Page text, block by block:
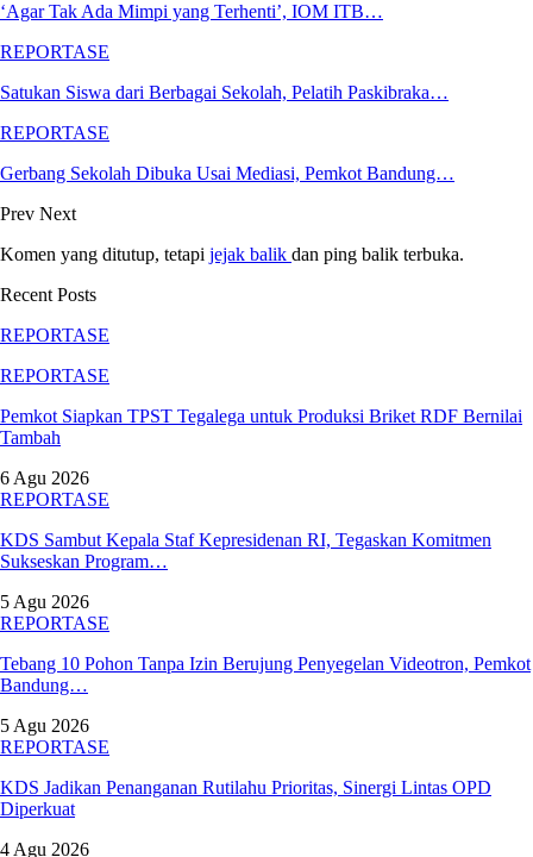
‘Agar Tak Ada Mimpi yang Terhenti’, IOM ITB…
REPORTASE
Satukan Siswa dari Berbagai Sekolah, Pelatih Paskibraka…
REPORTASE
Gerbang Sekolah Dibuka Usai Mediasi, Pemkot Bandung…
Prev Next
Komen yang ditutup, tetapi jejak balik dan ping balik terbuka.
Recent Posts
REPORTASE
REPORTASE
Pemkot Siapkan TPST Tegalega untuk Produksi Briket RDF Bernilai
Tambah
6 Agu 2026
REPORTASE
KDS Sambut Kepala Staf Kepresidenan RI, Tegaskan Komitmen
Sukseskan Program…
5 Agu 2026
REPORTASE
Tebang 10 Pohon Tanpa Izin Berujung Penyegelan Videotron, Pemkot
Bandung…
5 Agu 2026
REPORTASE
KDS Jadikan Penanganan Rutilahu Prioritas, Sinergi Lintas OPD
Diperkuat
4 Agu 2026